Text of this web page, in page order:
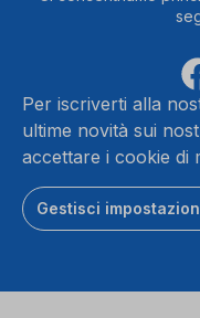
Per iscriverti alla
ultime novità sui
accettare i cookie di
Gestisci